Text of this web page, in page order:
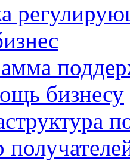
бизнесу